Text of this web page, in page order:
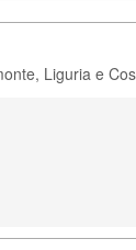
Liguria e